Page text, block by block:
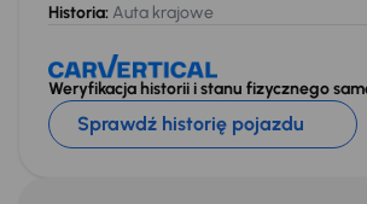
Historia: Auta krajowe
Weryfikacja historii i stanu fizycznego
Sprawdź historię pojazdu